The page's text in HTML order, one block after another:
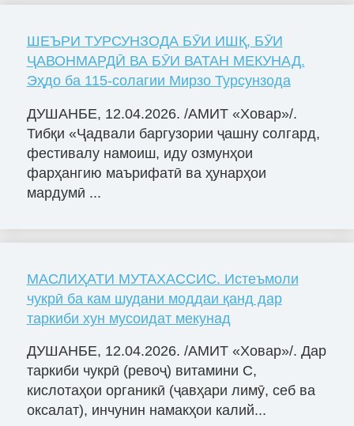
ШЕЪРИ ТУРСУНЗОДА БӮИ ИШҚ, БӮИ
ҶАВОНМАРДӢ ВА БӮИ ВАТАН МЕКУНАД.
Эҳдо ба 115-солагии Мирзо Турсунзода
ДУШАНБЕ, 12.04.2026. /АМИТ «Ховар»/.
Тибқи «Ҷадвали баргузории ҷашну солгард,
фестивалу намоиш, иду озмунҳои
фарҳангию маърифатӣ ва ҳунарҳои
мардумӣ ...
МАСЛИҲАТИ МУТАХАССИС. Истеъмоли
чукрӣ ба кам шудани моддаи қанд дар
таркиби хун мусоидат мекунад
ДУШАНБЕ, 12.04.2026. /АМИТ «Ховар»/. Дар
таркиби чукрӣ (ревоҷ) витамини С,
кислотаҳои органикӣ (ҷавҳари лимӯ, себ ва
оксалат), инчунин намакҳои калий...